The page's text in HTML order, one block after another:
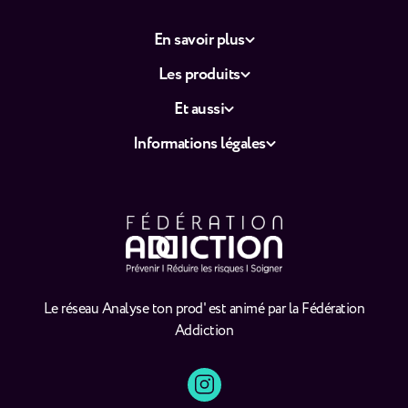
Le réseau Analyse ton prod' est animé par la Fédération
Addiction
En savoir plus
Les produits
Et aussi
Informations légales